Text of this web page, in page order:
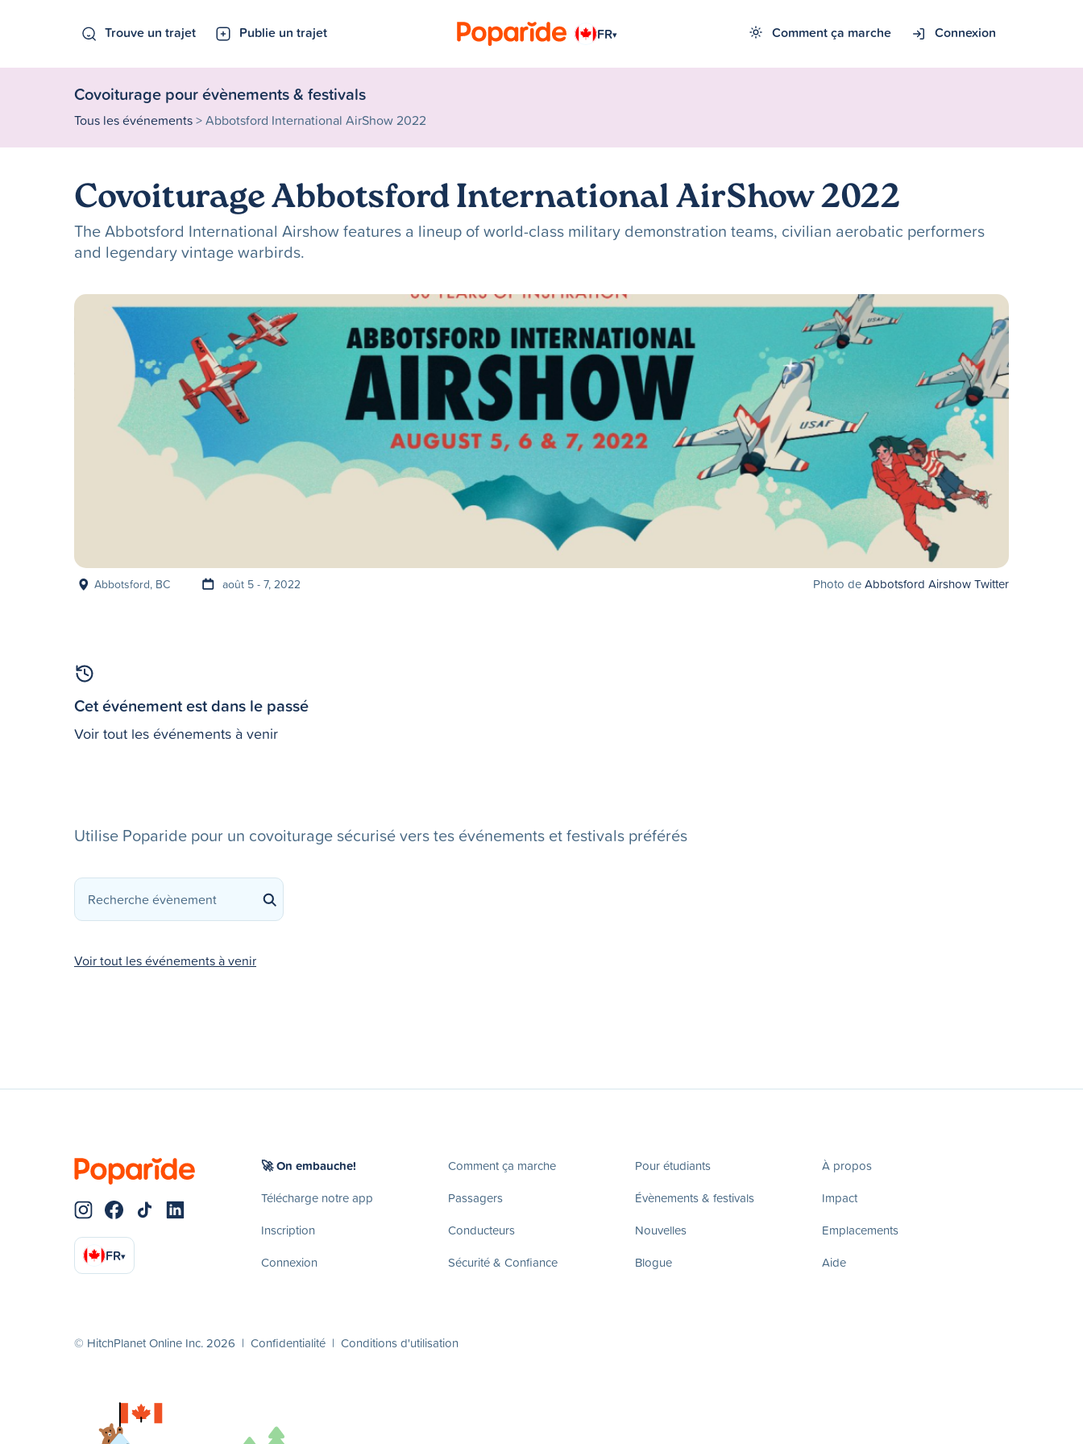
Trouve un trajet Publie un trajet FR▾ Comment ça marche Connexion
Covoiturage pour évènements & festivals
Tous les événements> Abbotsford International AirShow 2022
Covoiturage Abbotsford International AirShow 2022
The Abbotsford International Airshow features a lineup of world-class military demonstration teams, civilian aerobatic performers
and legendary vintage warbirds.
Abbotsford, BC août 5 - 7, 2022 Photo deAbbotsford Airshow Twitter
Cet événement est dans le passé
Voir tout les événements à venir
Utilise Poparide pour un covoiturage sécurisé vers tes événements et festivals préférés
Voir tout les événements à venir
FR▾
🚀 On embauche!
Télécharge notre app
Inscription
Connexion
Comment ça marche
Passagers
Conducteurs
Sécurité & Confiance
Pour étudiants
Évènements & festivals
Nouvelles
Blogue
À propos
Impact
Emplacements
Aide
© HitchPlanet Online Inc. 2026 | Confidentialité | Conditions d'utilisation